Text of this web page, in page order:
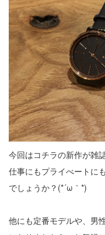
今回はコチラの新作が雑
仕事にもプライべートに
でしょうか？(*´ω｀*)
他にも定番モデルや、男